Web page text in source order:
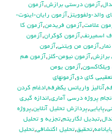
,آزمون درستي برازش,آزمون
والد-ولفوويتز ,آزمون رايان-اينوت-
علامت,آزمون فريدمن,آزمون كا
اسميرنف,آزمون كوكران,آزمون
,آزمون من ويتني,آزمون
برازش,آزمون نيومن-كلز ,آزمون هم
ويلكاكسون,آزمون يومن
كاي دو,آزمونهاي
,آناليز واريانس يکطرفه,ادغام كردن
انجام پروژه درسي آماري,اندازه گيري
,پايايي,پردازش تحليل آنلاين,پروژه
,تبديل لگاريتم,تجزيه و تحليل
,تحقيق,تحليل اكتشافي,تحليل